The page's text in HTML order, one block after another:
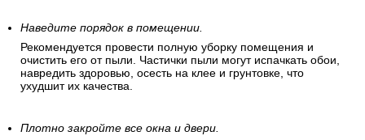
Наведите порядок в помещении.
Рекомендуется провести полную уборку помещения и
очистить его от пыли. Частички пыли могут испачкать обои,
навредить здоровью, осесть на клее и грунтовке, что
ухудшит их качества.
Плотно закройте все окна и двери.